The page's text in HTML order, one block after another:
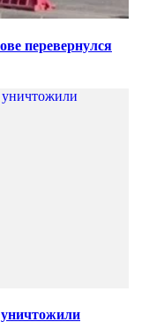
перевернулся
уничтожили